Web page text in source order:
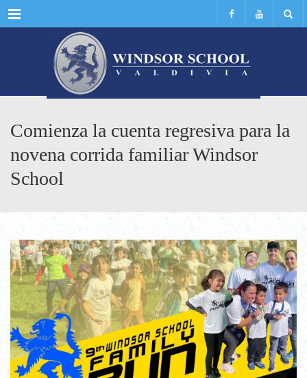
Menu
Comienza la cuenta regresiva para la
novena corrida familiar Windsor
School